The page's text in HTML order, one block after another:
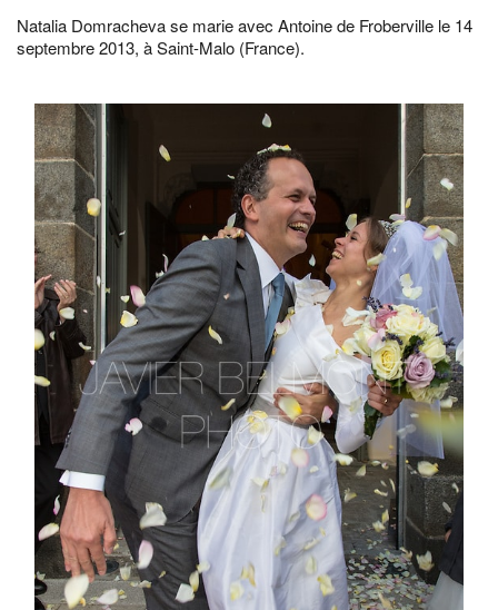
Natalia Domracheva se marie avec Antoine de Froberville le 14
septembre 2013, à Saint-Malo (France).